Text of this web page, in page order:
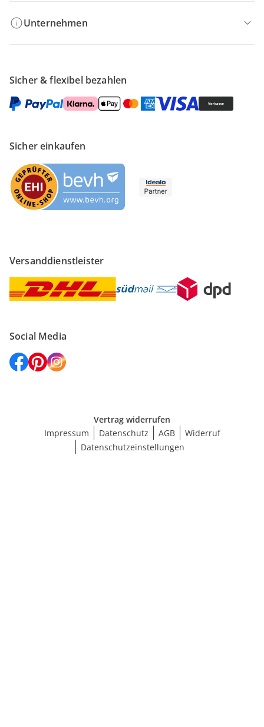
Unternehmen
Sicher & flexibel bezahlen
Sicher einkaufen
Versanddienstleister
Social Media
Vertrag widerrufen
Impressum
Datenschutz AGB
Widerruf
Datenschutzeinstellungen